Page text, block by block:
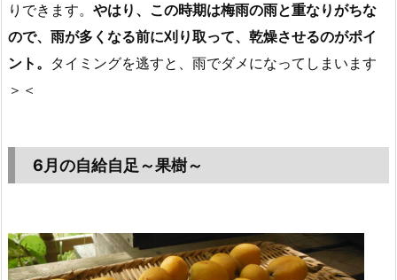
りできます。 やはり、この時期は梅雨の雨と重なりがちな
ので、雨が多くなる前に刈り取って、乾燥させるのがポイ
ント。 タイミングを逃すと、雨でダメになってしまいます
＞＜
6月の自給自足～果樹～